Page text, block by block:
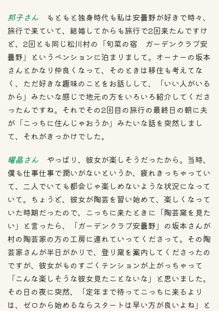
邦子さん もともと独身時代も私は安曇野が好きで時々、
旅行で来ていて、結婚してからも旅行で2回来たんですけ
ど、2回とも同じ松川村の「旬菜の宿 ガーデンクラブ安
曇野」というペンションに泊まりまして。オーナーの坂本
さんとかなり仲良くなって、そのときは移住も考えてな
く、ただ好きな趣味のことをお話しして、「いい人がいる
から」みたいな感じで地元の方をいろいろ紹介してくださ
ったんですね。それでその2回目の旅行の最終日の朝に夫
が「こっちに住んじゃおうか」みたいな話を突然しまし
て、それがきっかけでした。
曜晶さん やっぱり、彼女が楽しそうだったから。当時、
僕も仕事仕事で潤いがないというか、疲れきっちゃってい
て、二人でいても都会じゃ楽しめないような状況になって
いて。ちょうど、彼女が陶芸を習い始めて、楽しくなって
いた時期だったので、こっちに来たときに「陶芸窯を見た
い」と言ったら、「ガーデンクラブ安曇野」の坂本さんが
村の陶芸家の方の工房に連れていってくださって。その陶
芸家さんが半日がかりで、登り窯を案内してくださったの
ですが、彼女がものすごくテンションが上がっちゃって
「こんな楽しそうな彼女見たことないな」と思いました。
その日の夜に突然、「定年まで待ってこっちに来るより
は、ゼロから始めるならスタートは早い方が良いよね」と